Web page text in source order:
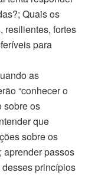
Quais os
resilientes, fortes
para
as
“conhecer o
sobre os
que
sobre os
aprender passos
princípios